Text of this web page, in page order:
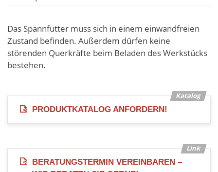
Das Spannfutter muss sich in einem einwandfreien
Zustand befinden. Außerdem dürfen keine
störenden Querkräfte beim Beladen des Werkstücks
bestehen.
PRODUKTKATALOG ANFORDERN!
BERATUNGSTERMIN VEREINBAREN –